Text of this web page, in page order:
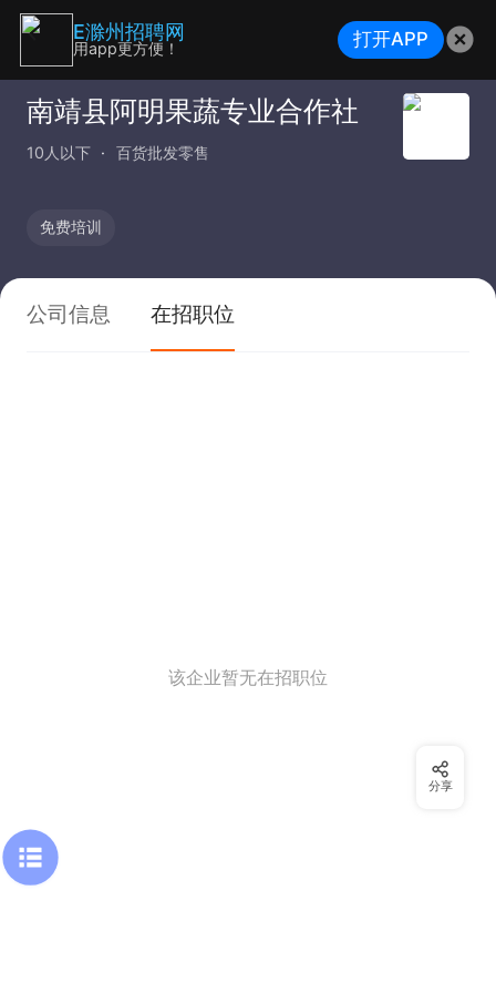
南靖县阿明果蔬专业合作社
10人以下 百货批发零售
免费培训
公司信息 在招职位
该企业暂无在招职位
分享
E滁州招聘网
用app更方便！ 打开APP